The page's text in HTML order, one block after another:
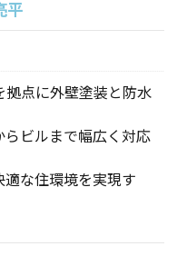
平
点に外壁塗装と防水
ビルまで幅広く対応
な住環境を実現す